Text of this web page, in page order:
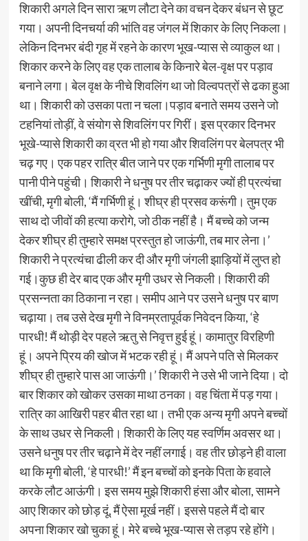
शिकारी अगले दिन सारा ऋण लौटा देने का वचन देकर बंधन से छूट
गया। अपनी दिनचर्या की भांति वह जंगल में शिकार के लिए निकला।
लेकिन दिनभर बंदी गृह में रहने के कारण भूख-प्यास से व्याकुल था।
शिकार करने के लिए वह एक तालाब के किनारे बेल-वृक्ष पर पड़ाव
बनाने लगा। बेल वृक्ष के नीचे शिवलिंग था जो विल्वपत्रों से ढका हुआ
था। शिकारी को उसका पता न चला।पड़ाव बनाते समय उसने जो
टहनियां तोड़ीं, वे संयोग से शिवलिंग पर गिरीं। इस प्रकार दिनभर
भूखे-प्यासे शिकारी का व्रत भी हो गया और शिवलिंग पर बेलपत्र भी
चढ़ गए। एक पहर रात्रि बीत जाने पर एक गर्भिणी मृगी तालाब पर
पानी पीने पहुंची। शिकारी ने धनुष पर तीर चढ़ाकर ज्यों ही प्रत्यंचा
खींची, मृगी बोली, ‘मैं गर्भिणी हूं। शीघ्र ही प्रसव करूंगी। तुम एक
साथ दो जीवों की हत्या करोगे, जो ठीक नहीं है। मैं बच्चे को जन्म
देकर शीघ्र ही तुम्हारे समक्ष प्रस्तुत हो जाऊंगी, तब मार लेना।’
शिकारी ने प्रत्यंचा ढीली कर दी और मृगी जंगली झाड़ियों में लुप्त हो
गई।कुछ ही देर बाद एक और मृगी उधर से निकली। शिकारी की
प्रसन्नता का ठिकाना न रहा। समीप आने पर उसने धनुष पर बाण
चढ़ाया। तब उसे देख मृगी ने विनम्रतापूर्वक निवेदन किया, ‘हे
पारधी! मैं थोड़ी देर पहले ऋतु से निवृत्त हुई हूं। कामातुर विरहिणी
हूं। अपने प्रिय की खोज में भटक रही हूं। मैं अपने पति से मिलकर
शीघ्र ही तुम्हारे पास आ जाऊंगी।’ शिकारी ने उसे भी जाने दिया। दो
बार शिकार को खोकर उसका माथा ठनका। वह चिंता में पड़ गया।
रात्रि का आखिरी पहर बीत रहा था। तभी एक अन्य मृगी अपने बच्चों
के साथ उधर से निकली। शिकारी के लिए यह स्वर्णिम अवसर था।
उसने धनुष पर तीर चढ़ाने में देर नहीं लगाई। वह तीर छोड़ने ही वाला
था कि मृगी बोली, ‘हे पारधी!’ मैं इन बच्चों को इनके पिता के हवाले
करके लौट आऊंगी। इस समय मुझे शिकारी हंसा और बोला, सामने
आए शिकार को छोड़ दूं, मैं ऐसा मूर्ख नहीं। इससे पहले मैं दो बार
अपना शिकार खो चुका हूं। मेरे बच्चे भूख-प्यास से तड़प रहे होंगे।